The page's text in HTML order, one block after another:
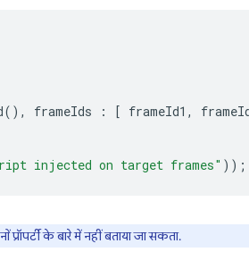
(), frameIds : [ frameId1 ,
injected on target frames" ));
प्रॉपर्टी के बारे में नहीं बताया जा सकता.